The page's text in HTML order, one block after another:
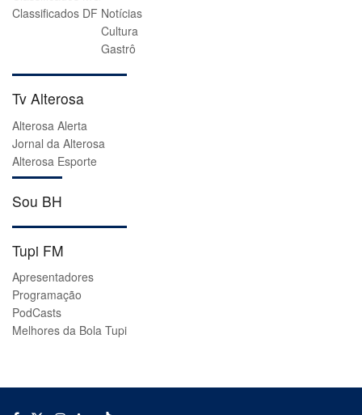
Classificados DF Notícias
Cultura
Gastrô
Tv Alterosa
Alterosa Alerta
Jornal da Alterosa
Alterosa Esporte
Sou BH
Tupi FM
Apresentadores
Programação
PodCasts
Melhores da Bola Tupi